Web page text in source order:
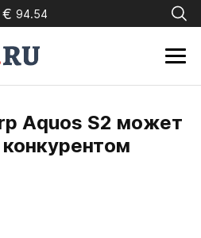
€ 94.54
Aquos S2 может